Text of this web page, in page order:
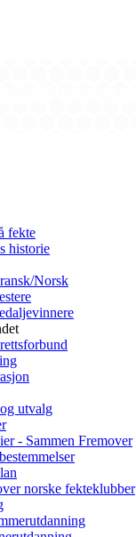
fekte
historie
Norsk
utvalg
- Sammen Fremover
norske fekteklubber